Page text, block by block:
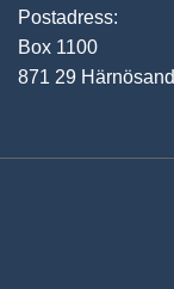
Postadress:
Box 1100
871 29 Härnösand